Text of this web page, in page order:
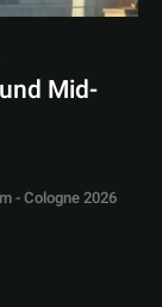
Mid-
- Cologne 2026